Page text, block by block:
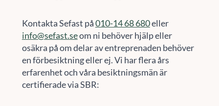
Kontakta Sefast på010-14 68 680eller
info@sefast.seom ni behöver hjälp eller
osäkra på om delar av entreprenaden behöver
en förbesiktning eller ej. Vi har flera års
erfarenhet och våra besiktningsmän är
certifierade via SBR: